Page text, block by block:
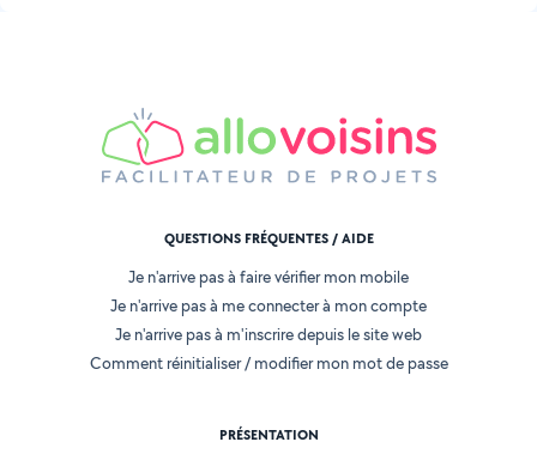
QUESTIONS FRÉQUENTES / AIDE
Je n'arrive pas à faire vérifier mon mobile
Je n'arrive pas à me connecter à mon compte
Je n'arrive pas à m'inscrire depuis le site web
Comment réinitialiser / modifier mon mot de passe
PRÉSENTATION